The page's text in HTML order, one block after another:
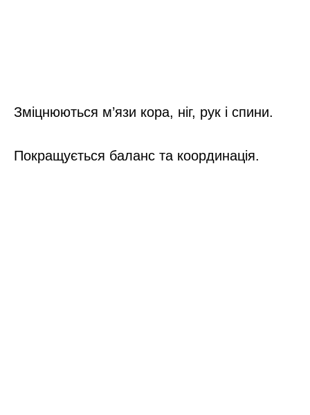
Зміцнюються м’язи кора, ніг, рук і спини.
Покращується баланс та координація.